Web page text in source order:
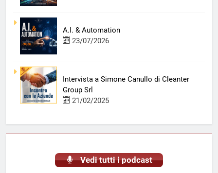
A.I. & Automation
23/07/2026
Intervista a Simone Canullo di Cleanter
Group Srl
21/02/2025
Vedi tutti i podcast